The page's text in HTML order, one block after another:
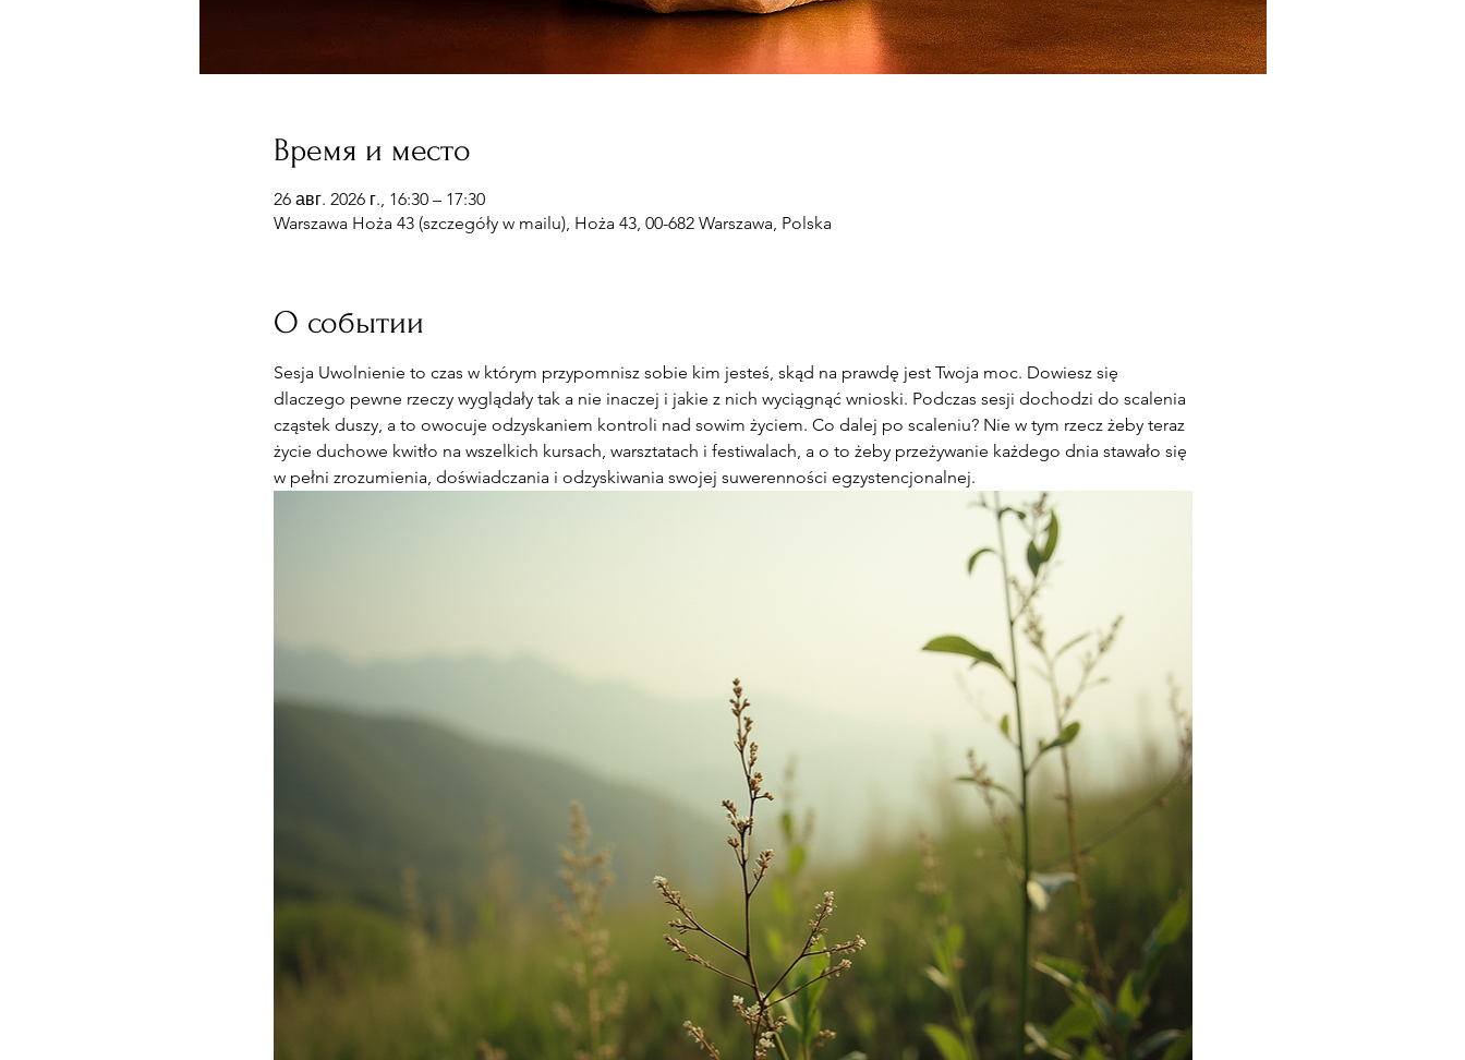
Время и место
26 авг. 2026 г., 16:30 – 17:30
Warszawa Hoża 43 (szczegóły w mailu), Hoża 43, 00-682 Warszawa, Polska
О событии
Sesja Uwolnienie to czas w którym przypomnisz sobie kim jesteś, skąd na prawdę jest Twoja moc. Dowiesz się
dlaczego pewne rzeczy wyglądały tak a nie inaczej i jakie z nich wyciągnąć wnioski. Podczas sesji dochodzi do scalenia
cząstek duszy, a to owocuje odzyskaniem kontroli nad sowim życiem. Co dalej po scaleniu? Nie w tym rzecz żeby teraz
życie duchowe kwitło na wszelkich kursach, warsztatach i festiwalach, a o to żeby przeżywanie każdego dnia stawało się
w pełni zrozumienia, doświadczania i odzyskiwania swojej suwerenności egzystencjonalnej.